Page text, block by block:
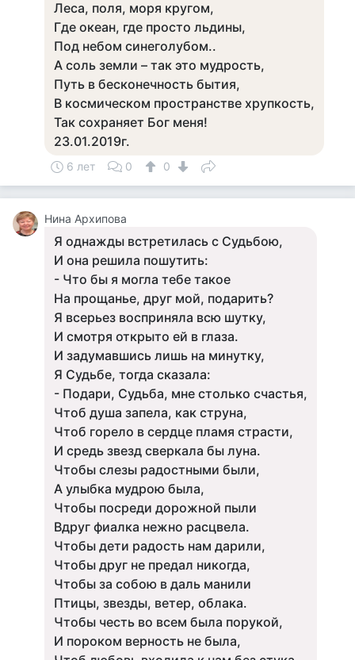
Леса, поля, моря кругом,
Где океан, где просто льдины,
Под небом синеголубом..
А соль земли – так это мудрость,
Путь в бесконечность бытия,
В космическом пространстве хрупкость,
Так сохраняет Бог меня!
23.01.2019г.
6 лет 0 0
Нина Архипова
Я однажды встретилась с Судьбою,
И она решила пошутить:
- Что бы я могла тебе такое
На прощанье, друг мой, подарить?
Я всерьез восприняла всю шутку,
И смотря открыто ей в глаза.
И задумавшись лишь на минутку,
Я Судьбе, тогда сказала:
- Подари, Судьба, мне столько счастья,
Чтоб душа запела, как струна,
Чтоб горело в сердце пламя страсти,
И средь звезд сверкала бы луна.
Чтобы слезы радостными были,
А улыбка мудрою была,
Чтобы посреди дорожной пыли
Вдруг фиалка нежно расцвела.
Чтобы дети радость нам дарили,
Чтобы друг не предал никогда,
Чтобы за собою в даль манили
Птицы, звезды, ветер, облака.
Чтобы честь во всем была порукой,
И пороком верность не была,